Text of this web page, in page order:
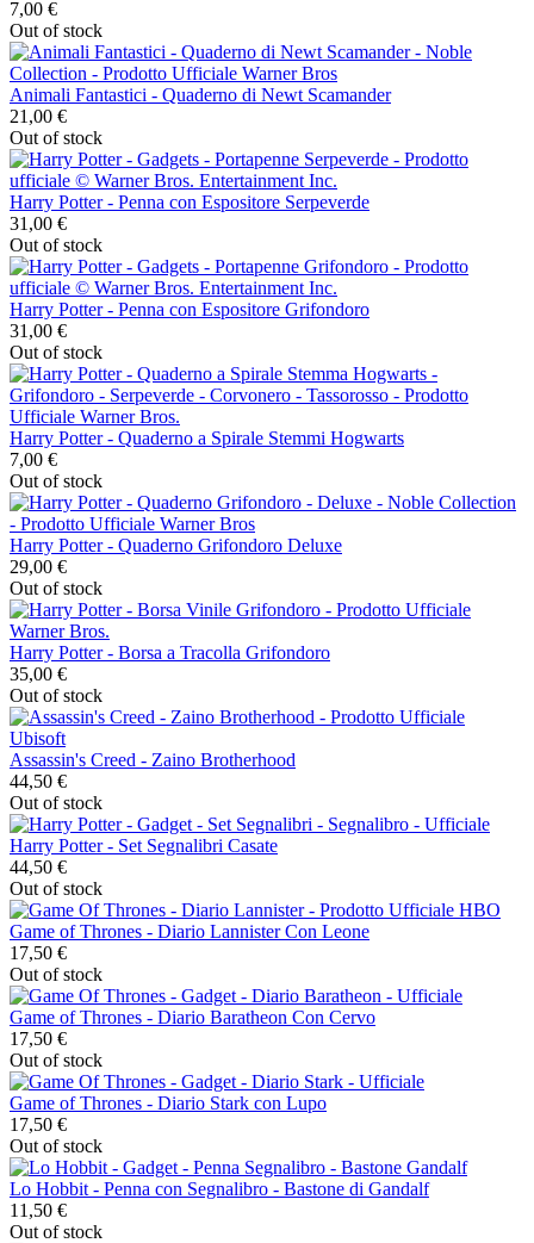
7,00 €
Out of stock
Animali Fantastici - Quaderno di Newt Scamander
21,00 €
Out of stock
Harry Potter - Penna con Espositore Serpeverde
31,00 €
Out of stock
Harry Potter - Penna con Espositore Grifondoro
31,00 €
Out of stock
Harry Potter - Quaderno a Spirale Stemmi Hogwarts
7,00 €
Out of stock
Harry Potter - Quaderno Grifondoro Deluxe
29,00 €
Out of stock
Harry Potter - Borsa a Tracolla Grifondoro
35,00 €
Out of stock
Assassin's Creed - Zaino Brotherhood
44,50 €
Out of stock
Harry Potter - Set Segnalibri Casate
44,50 €
Out of stock
Game of Thrones - Diario Lannister Con Leone
17,50 €
Out of stock
Game of Thrones - Diario Baratheon Con Cervo
17,50 €
Out of stock
Game of Thrones - Diario Stark con Lupo
17,50 €
Out of stock
Lo Hobbit - Penna con Segnalibro - Bastone di Gandalf
11,50 €
Out of stock